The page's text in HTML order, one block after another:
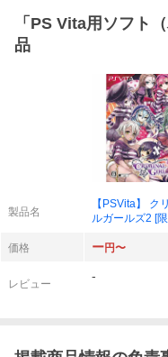
「 PS Vita用ソフト（
品
製品名
【PSVita】 ク
ルガールズ2 [
価格 ー円〜
レビュー
-